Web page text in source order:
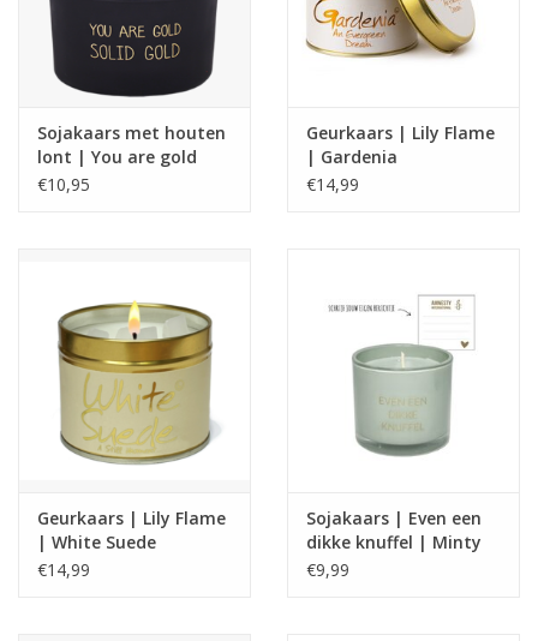
Sojakaars met houten
lont | You are gold
€10,95
Geurkaars | Lily Flame
| Gardenia
€14,99
Geurkaars | Lily Flame
| White Suede
€14,99
Sojakaars | Even een
dikke knuffel | Minty
Bamboo
€9,99